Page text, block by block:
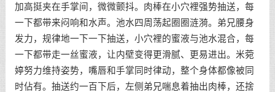
加高挺夹在手掌间，微微颤抖。肉棒在小穴裡强势抽送，每
一下都带来闷响和水声。池水四周荡起圈圈涟漪。弟兄腰身
发力，规律地一下一下抽送，小穴裡的蜜液与池水混合，每
一下都带走一丝蜜液，让内壁变得更滑腻、更易进出。米菀
婷努力维持姿势，嘴唇和手掌同时律动，整个身体都像被同
时佔有。抽送约一百下后，左侧弟兄喘息着抽出肉棒，还捨